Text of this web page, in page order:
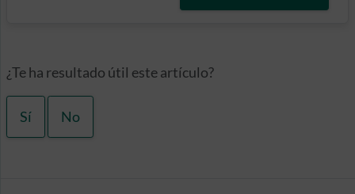
¿Te ha resultado útil este artículo?
Sí No